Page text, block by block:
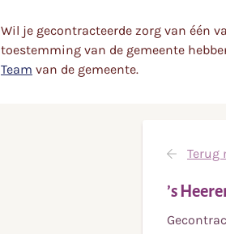
Wil je gecontracteerde zorg van één
toestemming van de gemeente
Team van de gemeente.
Terug
’s